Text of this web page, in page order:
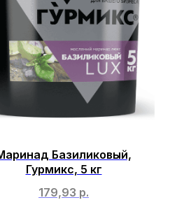
Базиликовый,
Гурмикс, 5 кг
179,93 р.